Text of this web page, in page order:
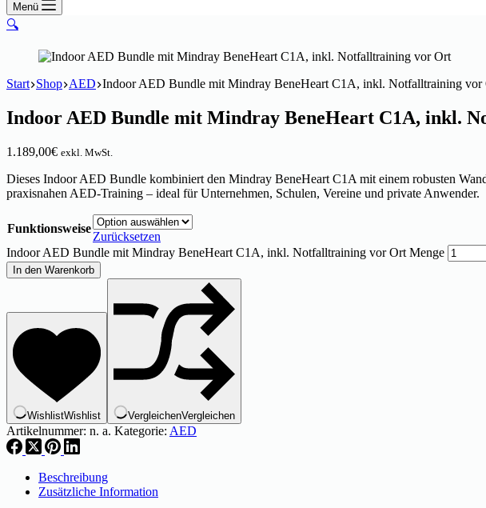
Menü
🔍
Start Shop AED Indoor AED Bundle mit Mindray BeneHeart C1A, inkl. Notfalltraining vor
Indoor AED Bundle mit Mindray BeneHeart C1A, inkl.
1.189,00€ exkl. MwSt.
Dieses Indoor AED Bundle kombiniert den Mindray BeneHeart C1A mit einem robusten
praxisnahen AED-Training – ideal für Unternehmen, Schulen, Vereine und private Anwender.
Funktionsweise
Zurücksetzen
Indoor AED Bundle mit Mindray BeneHeart C1A, inkl. Notfalltraining vor Ort Menge
In den Warenkorb
WishlistWishlist VergleichenVergleichen
Artikelnummer: n. a. Kategorie: AED
Beschreibung
Zusätzliche Information